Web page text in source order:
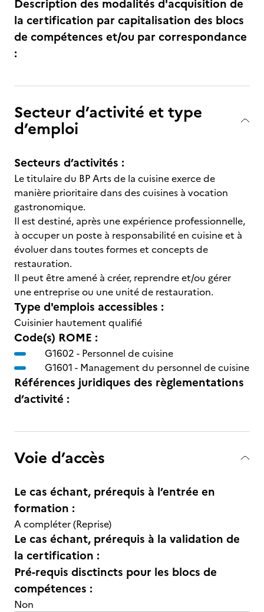
Description des modalités d'acquisition de
la certification par capitalisation des blocs
de compétences et/ou par correspondance
:
Secteur d’activité et type
d’emploi
Secteurs d’activités :
Le titulaire du BP Arts de la cuisine exerce de
manière prioritaire dans des cuisines à vocation
gastronomique.
Il est destiné, après une expérience professionnelle,
à occuper un poste à responsabilité en cuisine et à
évoluer dans toutes formes et concepts de
restauration.
Il peut être amené à créer, reprendre et/ou gérer
une entreprise ou une unité de restauration.
Type d'emplois accessibles :
Cuisinier hautement qualifié
Code(s) ROME :
G1602 - Personnel de cuisine
G1601 - Management du personnel de cuisine
Références juridiques des règlementations
d’activité :
Voie d’accès
Le cas échant, prérequis à l’entrée en
formation :
A compléter (Reprise)
Le cas échant, prérequis à la validation de
la certification :
Pré-requis disctincts pour les blocs de
compétences :
Non